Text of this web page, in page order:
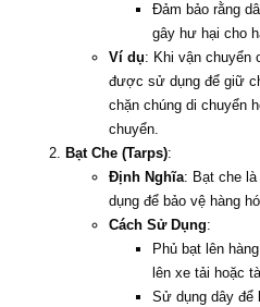
Đảm bảo rằng
gây hư hại cho
Ví dụ: Khi vận chuyển
được sử dụng để giữ
chặn chúng di chuyển
chuyển.
Bạt Che (Tarps):
Định Nghĩa: Bạt che
dụng để bảo vệ hàng
Cách Sử Dụng:
Phủ bạt lên
lên xe tải hoặc
Sử dụng dây để